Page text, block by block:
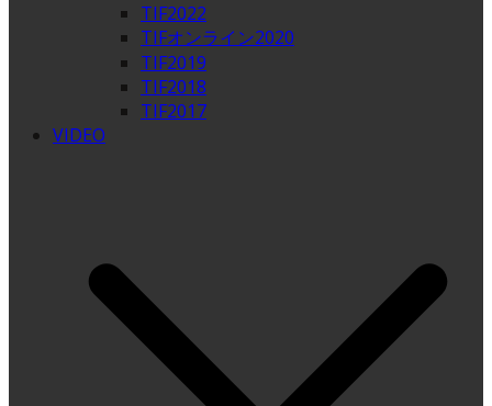
TIF2022
TIFオンライン2020
TIF2019
TIF2018
TIF2017
VIDEO